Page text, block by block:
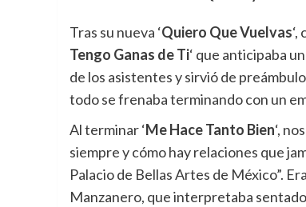
Tras su nueva ‘Quiero Que Vuelvas
Tengo Ganas de Ti‘ que anticipaba
de los asistentes y sirvió de preámbulo
todo se frenaba terminando con un
Al terminar ‘Me Hace Tanto Bien‘,
siempre y cómo hay relaciones que
Palacio de Bellas Artes de México”.
Manzanero, que interpretaba